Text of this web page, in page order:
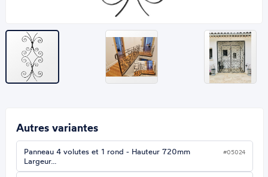
Autres variantes
Panneau 4 volutes et 1 rond - Hauteur 720mm
Largeur…
#05024